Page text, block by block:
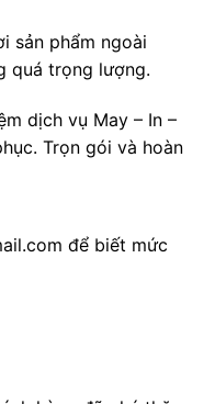
sản phẩm ngoài
quá trọng lượng.
dịch vụ May – In –
Trọn gói và hoàn
để biết mức